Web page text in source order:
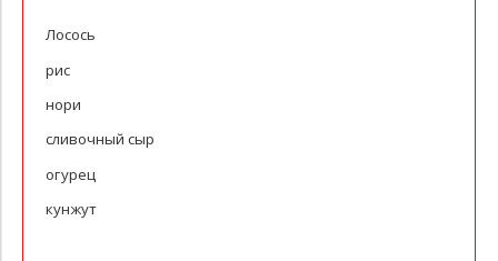
Лосось
рис
нори
сливочный сыр
огурец
кунжут